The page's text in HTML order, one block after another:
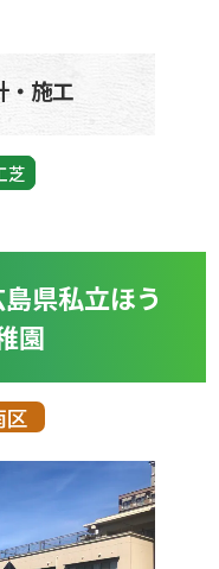
・施工
芝
県私立ほう
園
区